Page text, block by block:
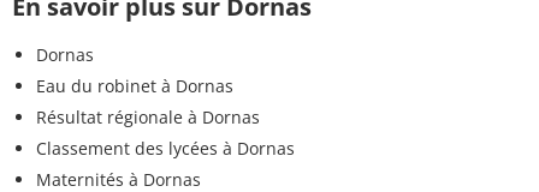
Dornas
Eau du robinet à Dornas
Résultat régionale à Dornas
Classement des lycées à Dornas
Maternités à Dornas